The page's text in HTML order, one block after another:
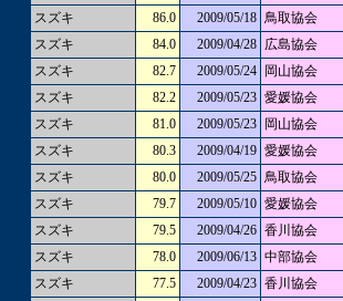
スズキ
86.0 2009/05/18 鳥取協会
スズキ
84.0 2009/04/28 広島協会
スズキ
82.7 2009/05/24
岡山協会
スズキ
82.2 2009/05/23 愛媛協会
スズキ
81.0 2009/05/23
岡山協会
スズキ
80.3 2009/04/19 愛媛協会
スズキ
80.0 2009/05/25 鳥取協会
スズキ
79.7 2009/05/10 愛媛協会
スズキ
79.5 2009/04/26 香川協会
スズキ
78.0 2009/06/13 中部協会
スズキ
77.5 2009/04/23 香川協会